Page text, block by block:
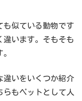
も似ている動物です
違います。そもそも
違いをいくつか紹介
らもペットとして人